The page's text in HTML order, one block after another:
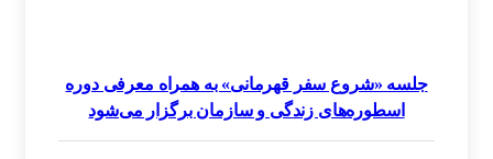
جلسه «شروع سفر قهرمانی» به همراه معرفی دوره
اسطوره‌های زندگی و سازمان برگزار می‌شود